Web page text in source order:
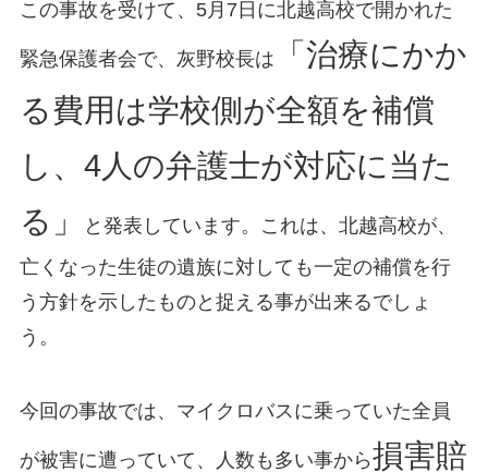
この事故を受けて、5月7日に北越高校で開かれた
緊急保護者会で、灰野校長は
「治療にかか
る費用は学校側が全額を補償
し、4人の弁護士が対応に当た
る」
と発表しています。これは、北越高校が、
亡くなった生徒の遺族に対しても一定の補償を行
う方針を示したものと捉える事が出来るでしょ
う。
今回の事故では、マイクロバスに乗っていた全員
が被害に遭っていて、人数も多い事から損害賠